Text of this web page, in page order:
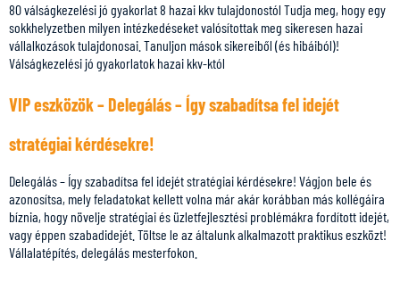
80 válságkezelési jó gyakorlat 8 hazai kkv tulajdonostól Tudja meg, hogy egy
sokkhelyzetben milyen intézkedéseket valósítottak meg sikeresen hazai
vállalkozások tulajdonosai. Tanuljon mások sikereiből (és hibáiból)!
Válságkezelési jó gyakorlatok hazai kkv-któl
VIP eszközök – Delegálás – Így szabadítsa fel idejét
stratégiai kérdésekre!
Delegálás – Így szabadítsa fel idejét stratégiai kérdésekre! Vágjon bele és
azonosítsa, mely feladatokat kellett volna már akár korábban más kollégáira
bíznia, hogy növelje stratégiai és üzletfejlesztési problémákra fordított idejét,
vagy éppen szabadidejét. Töltse le az általunk alkalmazott praktikus eszközt!
Vállalatépítés, delegálás mesterfokon.